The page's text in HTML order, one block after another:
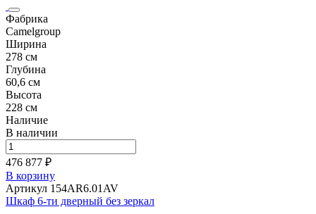
Фабрика
Camelgroup
Ширина
278 см
Глубина
60,6 см
Высота
228 см
Наличие
В наличии
476 877 ₽
В корзину
Артикул 154AR6.01AV
Шкаф 6-ти дверный без зеркал